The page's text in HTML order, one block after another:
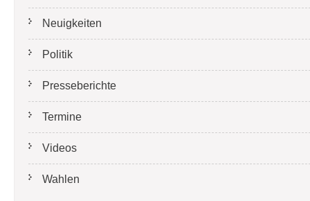
Neuigkeiten
Politik
Presseberichte
Termine
Videos
Wahlen